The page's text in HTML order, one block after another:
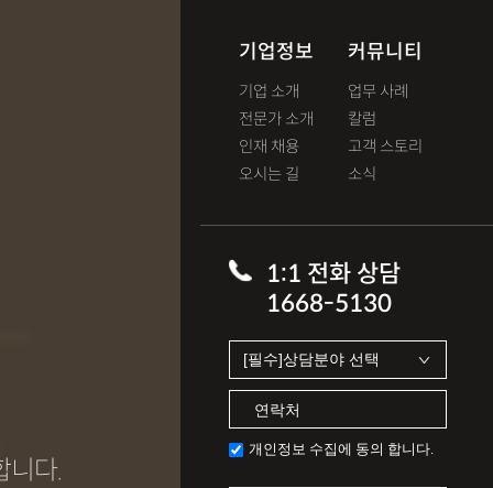
기업정보
기업 소개
전문가 소개
인재 채용
오시는 길
커뮤니티
업무 사례
칼럼
고객 스토리
소식
1:1 전화 상담
1668-5130
개인정보 수집에 동의 합니다.
니다.